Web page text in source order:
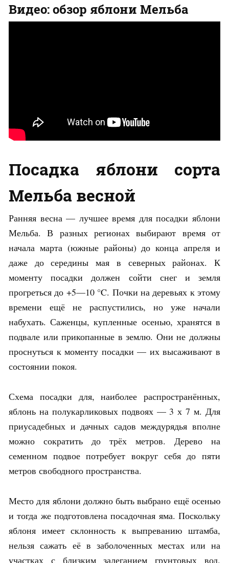
Видео: обзор яблони Мельба
Посадка яблони сорта
Мельба весной
Ранняя весна — лучшее время для посадки яблони
Мельба. В разных регионах выбирают время от
начала марта (южные районы) до конца апреля и
даже до середины мая в северных районах. К
моменту посадки должен сойти снег и земля
прогреться до +5—10 °C. Почки на деревьях к этому
времени ещё не распустились, но уже начали
набухать. Саженцы, купленные осенью, хранятся в
подвале или прикопанные в землю. Они не должны
проснуться к моменту посадки — их высаживают в
состоянии покоя.
Схема посадки для, наиболее распространённых,
яблонь на полукарликовых подвоях — 3 х 7 м. Для
приусадебных и дачных садов междурядья вполне
можно сократить до трёх метров. Дерево на
семенном подвое потребует вокруг себя до пяти
метров свободного пространства.
Место для яблони должно быть выбрано ещё осенью
и тогда же подготовлена посадочная яма. Поскольку
яблоня имеет склонность к выпреванию штамба,
нельзя сажать её в заболоченных местах или на
участках с близким залеганием грунтовых вод.